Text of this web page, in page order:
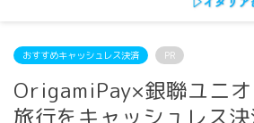
おすすめキャッシュレス決済 PR
OrigamiPay×銀聯ユニ
旅行をキャッシュレス決